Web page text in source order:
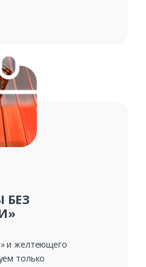
БЕЗ
и желтеющего
только